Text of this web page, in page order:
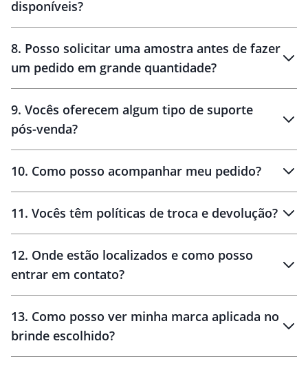
10 dias
brinde
48 horas
disponíveis?
8. Posso solicitar uma amostra antes de fazer
um pedido em grande quantidade?
amostras
9. Vocês oferecem algum tipo de suporte
pós-venda?
10. Como posso acompanhar meu pedido?
11. Vocês têm políticas de troca e devolução?
30 dias
12. Onde estão localizados e como posso
entrar em contato?
13. Como posso ver minha marca aplicada no
brinde escolhido?